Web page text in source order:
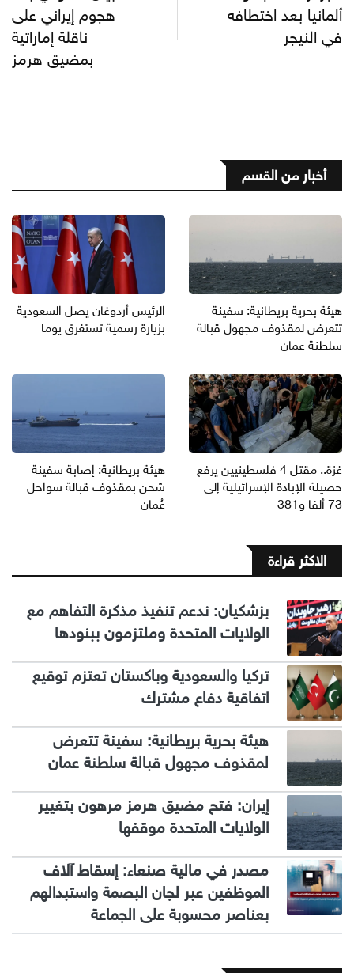
ألمانيا بعد اختطافه
في النيجر
هجوم إيراني على
ناقلة إماراتية
بمضيق هرمز
أخبار من القسم
هيئة بحرية بريطانية: سفينة
تتعرض لمقذوف مجهول قبالة
سلطنة عمان
الرئيس أردوغان يصل السعودية
بزيارة رسمية تستغرق يوما
غزة.. مقتل 4 فلسطينيين يرفع
حصيلة الإبادة الإسرائيلية إلى
73 ألفا و381
هيئة بريطانية: إصابة سفينة
شحن بمقذوف قبالة سواحل
عُمان
الاكثر قراءة
بزشكيان: ندعم تنفيذ مذكرة التفاهم مع
الولايات المتحدة وملتزمون ببنودها
تركيا والسعودية وباكستان تعتزم توقيع
اتفاقية دفاع مشترك
هيئة بحرية بريطانية: سفينة تتعرض
لمقذوف مجهول قبالة سلطنة عمان
إيران: فتح مضيق هرمز مرهون بتغيير
الولايات المتحدة موقفها
مصدر في مالية صنعاء: إسقاط آلاف
الموظفين عبر لجان البصمة واستبدالهم
بعناصر محسوبة على الجماعة